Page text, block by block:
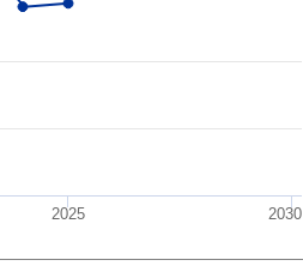
2025 2030